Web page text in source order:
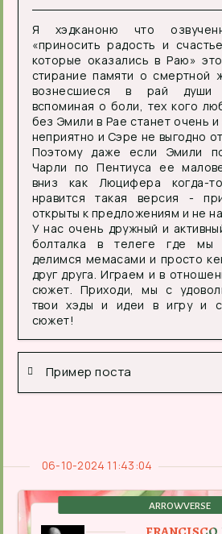
Я хэдканоню что
«приносить радость и
которые оказались в Раю»
стирание памяти о смертной
вознесшиеся в рай души
вспоминая о боли, тех кого
без Эмили в Рае станет очень
неприятно и Сэре не выгодно
Поэтому даже если Эмили
Чарли по Пентиуса ее
вниз как Люцифера когда-
нравится такая версия -
открыты к предложениям и не
У нас очень дружный и
болталка в телеге где мы
делимся мемасами и просто
друг друга. Играем и в
сюжет. Приходи, мы с
твои хэды и идеи в игру и
сюжет!
Пример поста
06-10-2024 11:43:04
ARROWVERSE